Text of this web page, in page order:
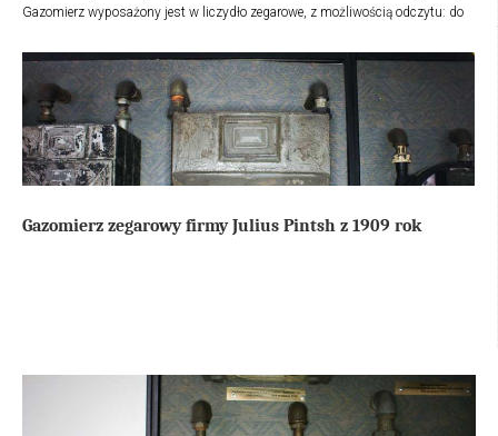
Gazomierz wyposażony jest w liczydło zegarowe, z możliwością odczytu: do
Gazomierz zegarowy firmy Julius Pintsh z 1909 rok